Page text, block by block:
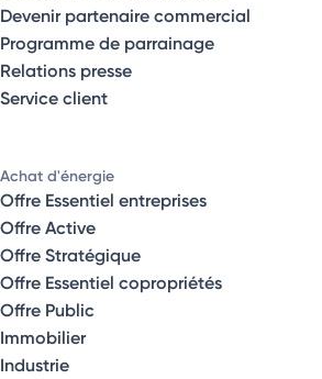
Devenir partenaire commercial
Programme de parrainage
Relations presse
Service client
Achat d'énergie
Offre Essentiel entreprises
Offre Active
Offre Stratégique
Offre Essentiel copropriétés
Offre Public
Immobilier
Industrie